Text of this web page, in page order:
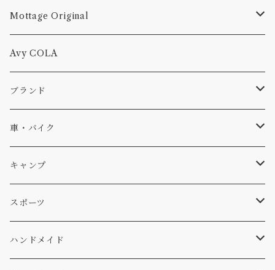
Mottage Original
Tシャツ
キャップ、ニット
ソックス
雑貨
ステッカー
バッグ
Avy COLA
ブランド
Db
サーフ
スキー
A-Frame
DOGS
WEAR
Four My Self
Ten
車・バイク
車外
マット、シート
エアフレッシュナー
キャンプ
ファニチャー
キッチン
スポーツ
サーフ
ハンドメイド